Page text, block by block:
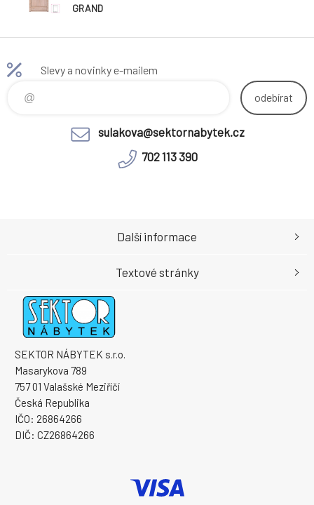
GRAND
Slevy a novinky e-mailem
odebírat
sulakova@sektornabytek.cz
702 113 390
SEKTOR NÁBYTEK s.r.o.
Masarykova 789
757 01 Valašské Meziříčí
Česká Republika
IČO: 26864266
DIČ: CZ26864266
Další informace
Textové stránky